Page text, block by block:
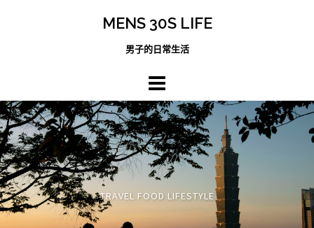
MENS 30S LIFE
男子的日常生活
TRAVEL FOOD LIFESTYLE